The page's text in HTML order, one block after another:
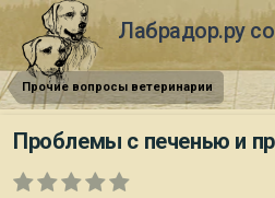
Лабрадор.ру
Прочие вопросы ветеринарии
Проблемы с печенью и